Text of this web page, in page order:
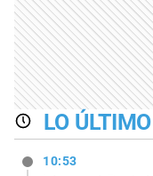
LO ÚLTIMO
10:53